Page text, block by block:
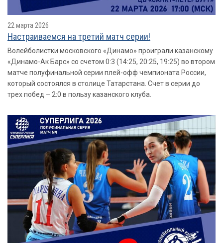
22 марта 2026
Настраиваемся на третий матч серии!
Волейболистки московского «Динамо» проиграли казанскому
«Динамо-Ак Барс» со счетом 0:3 (14:25, 20:25, 19:25) во втором
матче полуфинальной серии плей-офф чемпионата России,
который состоялся в столице Татарстана. Счет в серии до
трех побед – 2:0 в пользу казанского клуба.